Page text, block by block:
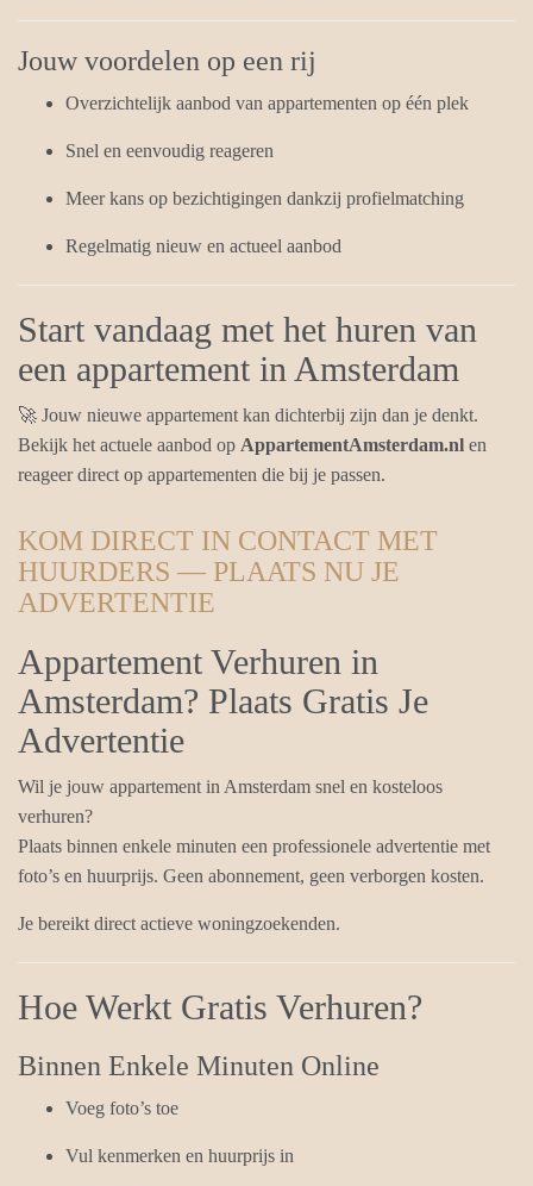
Jouw voordelen op een rij
Overzichtelijk aanbod van appartementen op één plek
Snel en eenvoudig reageren
Meer kans op bezichtigingen dankzij profielmatching
Regelmatig nieuw en actueel aanbod
Start vandaag met het huren van
een appartement in Amsterdam
🚀 Jouw nieuwe appartement kan dichterbij zijn dan je denkt.
Bekijk het actuele aanbod op AppartementAmsterdam.nl en
reageer direct op appartementen die bij je passen.
KOM DIRECT IN CONTACT MET
HUURDERS — PLAATS NU JE
ADVERTENTIE
Appartement Verhuren in
Amsterdam? Plaats Gratis Je
Advertentie
Wil je jouw appartement in Amsterdam snel en kosteloos
verhuren?
Plaats binnen enkele minuten een professionele advertentie met
foto’s en huurprijs. Geen abonnement, geen verborgen kosten.
Je bereikt direct actieve woningzoekenden.
Hoe Werkt Gratis Verhuren?
Binnen Enkele Minuten Online
Voeg foto’s toe
Vul kenmerken en huurprijs in